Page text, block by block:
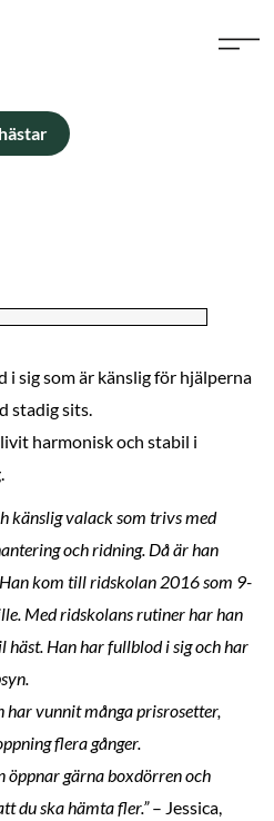
i sig som är känslig för hjälperna
stadig sits.
harmonisk och stabil i
känslig valack som trivs med
och ridning. Då är han
kom till ridskolan 2016 som 9-
Med ridskolans rutiner har han
Han har fullblod i sig och har
har vunnit många prisrosetter,
flera gånger.
öppnar gärna boxdörren och
du ska hämta fler.”– Jessica,